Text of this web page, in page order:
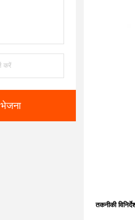
भेजना
तकनीकी